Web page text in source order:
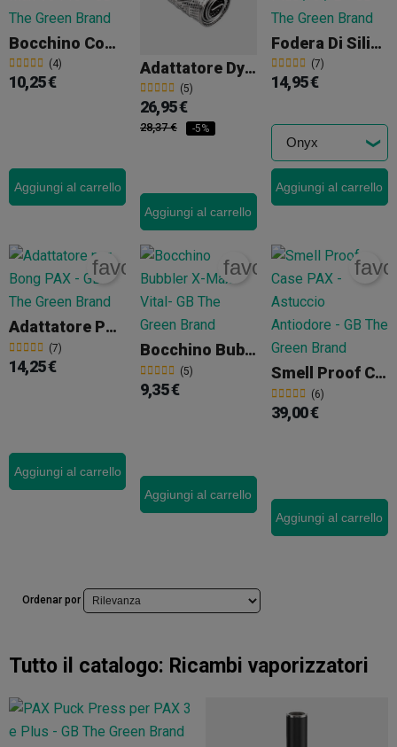
Bocchino Completo Per X-Max V3 Pro
(4)
10,25 €
Aggiungi al carrello
Adattatore DynaCoil
(5)
26,95 €
28,37 € -5%
Aggiungi al carrello
Fodera Di Silicone Per PAX
(7)
14,95 €
Aggiungi al carrello
Adattatore Per Bong PAX
(7)
favorite_border
14,25 €
Aggiungi al carrello
Bocchino Bubbler X-Max Vital
(5)
favorite_border
9,35 €
Aggiungi al carrello
Smell Proof Case PAX - Astuccio Antiodore
(6)
39,00 €
Aggiungi al carrello
Ordenar por
Tutto il catalogo: Ricambi vaporizzatori